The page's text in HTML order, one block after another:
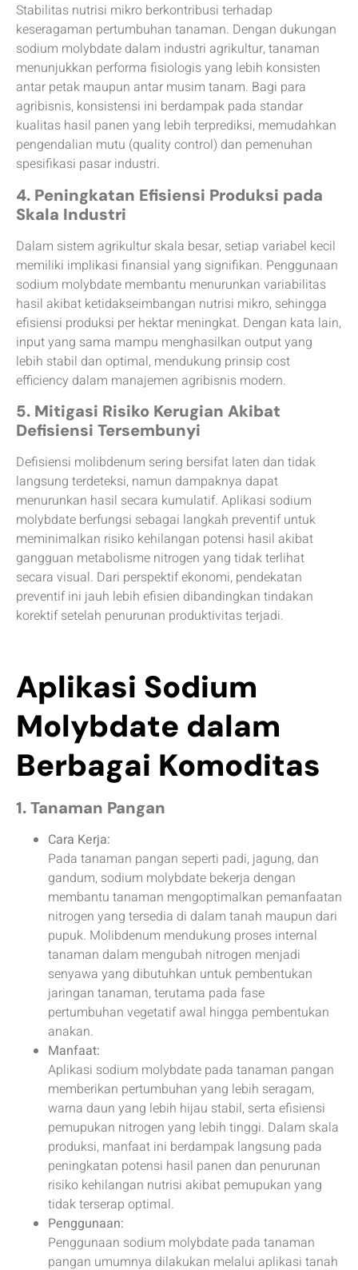
Stabilitas nutrisi mikro berkontribusi terhadap
keseragaman pertumbuhan tanaman. Dengan dukungan
sodium molybdate dalam industri agrikultur, tanaman
menunjukkan performa fisiologis yang lebih konsisten
antar petak maupun antar musim tanam. Bagi para
agribisnis, konsistensi ini berdampak pada standar
kualitas hasil panen yang lebih terprediksi, memudahkan
pengendalian mutu (quality control) dan pemenuhan
spesifikasi pasar industri.
4. Peningkatan Efisiensi Produksi pada
Skala Industri
Dalam sistem agrikultur skala besar, setiap variabel kecil
memiliki implikasi finansial yang signifikan. Penggunaan
sodium molybdate membantu menurunkan variabilitas
hasil akibat ketidakseimbangan nutrisi mikro, sehingga
efisiensi produksi per hektar meningkat. Dengan kata lain,
input yang sama mampu menghasilkan output yang
lebih stabil dan optimal, mendukung prinsip cost
efficiency dalam manajemen agribisnis modern.
5. Mitigasi Risiko Kerugian Akibat
Defisiensi Tersembunyi
Defisiensi molibdenum sering bersifat laten dan tidak
langsung terdeteksi, namun dampaknya dapat
menurunkan hasil secara kumulatif. Aplikasi sodium
molybdate berfungsi sebagai langkah preventif untuk
meminimalkan risiko kehilangan potensi hasil akibat
gangguan metabolisme nitrogen yang tidak terlihat
secara visual. Dari perspektif ekonomi, pendekatan
preventif ini jauh lebih efisien dibandingkan tindakan
korektif setelah penurunan produktivitas terjadi.
Aplikasi Sodium
Molybdate dalam
Berbagai Komoditas
1. Tanaman Pangan
Cara Kerja:
Pada tanaman pangan seperti padi, jagung, dan
gandum, sodium molybdate bekerja dengan
membantu tanaman mengoptimalkan pemanfaatan
nitrogen yang tersedia di dalam tanah maupun dari
pupuk. Molibdenum mendukung proses internal
tanaman dalam mengubah nitrogen menjadi
senyawa yang dibutuhkan untuk pembentukan
jaringan tanaman, terutama pada fase
pertumbuhan vegetatif awal hingga pembentukan
anakan.
Manfaat:
Aplikasi sodium molybdate pada tanaman pangan
memberikan pertumbuhan yang lebih seragam,
warna daun yang lebih hijau stabil, serta efisiensi
pemupukan nitrogen yang lebih tinggi. Dalam skala
produksi, manfaat ini berdampak langsung pada
peningkatan potensi hasil panen dan penurunan
risiko kehilangan nutrisi akibat pemupukan yang
tidak terserap optimal.
Penggunaan:
Penggunaan sodium molybdate pada tanaman
pangan umumnya dilakukan melalui aplikasi tanah